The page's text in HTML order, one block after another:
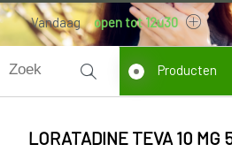
Vandaag open tot 12u30
Producten
LORATADINE TEVA 10 MG